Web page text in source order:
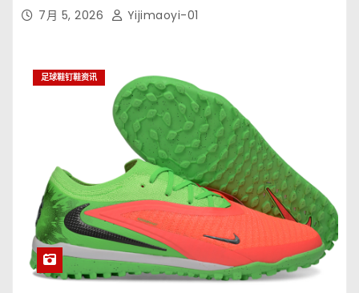
7月 5, 2026 Yijimaoyi-01
足球鞋钉鞋资讯